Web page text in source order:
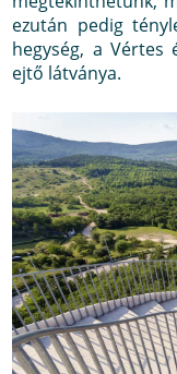
ezután pedig
hegység, a Vértes
ejtő látványa.